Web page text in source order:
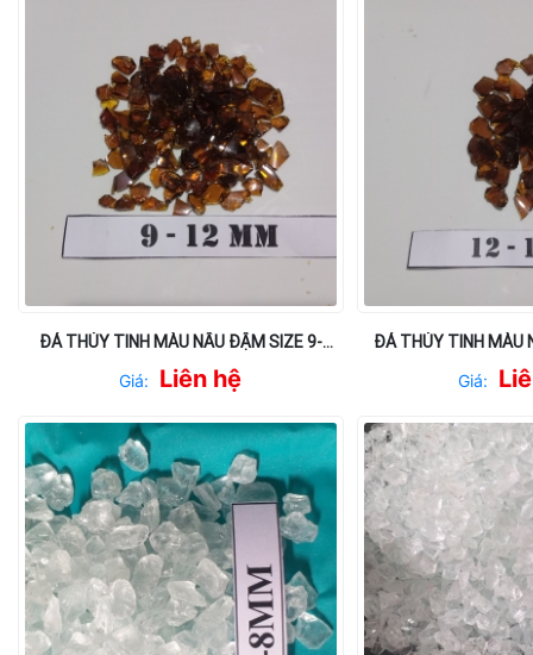
ĐÁ THỦY TINH MÀU NÂU ĐẬM SIZE 9-
Giá: Liên hệ
ĐÁ THỦY TINH MÀU
Giá: